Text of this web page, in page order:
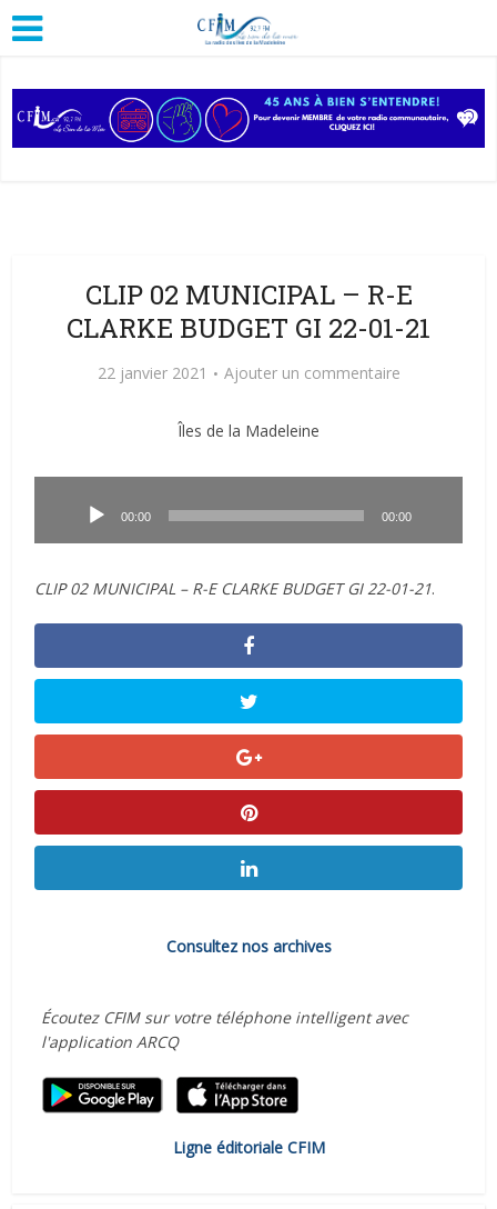
CLIP 02 MUNICIPAL – R-E
CLARKE BUDGET GI 22-01-21
22 janvier 2021 Ajouter un commentaire
Îles de la Madeleine
00:00 00:00
CLIP 02 MUNICIPAL – R-E CLARKE BUDGET GI 22-01-21.
Consultez nos archives
Écoutez CFIM sur votre téléphone intelligent avec
l'application ARCQ
Ligne éditoriale CFIM